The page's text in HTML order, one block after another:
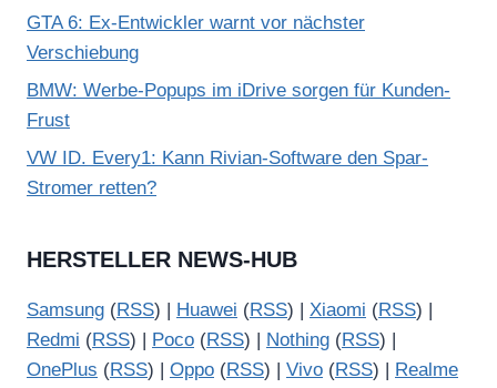
GTA 6: Ex-Entwickler warnt vor nächster
Verschiebung
BMW: Werbe-Popups im iDrive sorgen für Kunden-
Frust
VW ID. Every1: Kann Rivian-Software den Spar-
Stromer retten?
HERSTELLER NEWS-HUB
Samsung (RSS) | Huawei (RSS) | Xiaomi (RSS) |
Redmi (RSS) | Poco (RSS) | Nothing (RSS) |
OnePlus (RSS) | Oppo (RSS) | Vivo (RSS) |
Realme